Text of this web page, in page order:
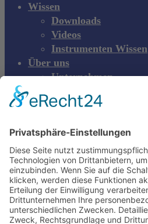
Wissen
Downloads
Videos
Instrumenten Wissen
Über uns
Unternehmen
Kontakt
DE
DE
EN
Young Innovations
Europe GmbH
Mittermaierstraße 31